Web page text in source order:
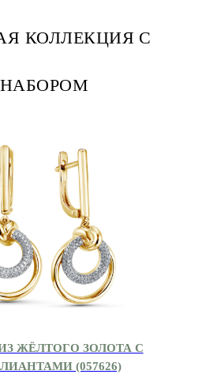
КОЛЛЕКЦИЯ С
НАБОРОМ
ЖЁЛТОГО ЗОЛОТА С
(057626)